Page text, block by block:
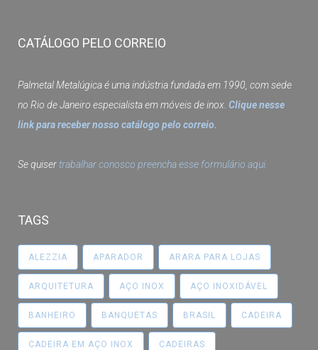
CATÁLOGO PELO CORREIO
Palmetal Metalúgica é uma indústria fundada em 1990, com sede
no Rio de Janeiro especialista em móveis de inox. Clique nesse
link para receber nosso catálogo pelo correio.
Se quisertrabalhar conosco preencha esse formulário aqui.
TAGS
ALEZZIA APARADOR ARARA PARA LOJAS
ARQUITETURA AÇO INOX AÇO INOXIDÁVEL
BANHEIRO BANQUETAS BRASIL CADEIRA
CADEIRA EM AÇO INOX CADEIRAS